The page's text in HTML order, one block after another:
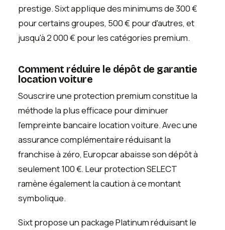
prestige. Sixt applique des minimums de 300 €
pour certains groupes, 500 € pour d'autres, et
jusqu'à 2 000 € pour les catégories premium.
Comment réduire le dépôt de garantie
location voiture
Souscrire une protection premium constitue la
méthode la plus efficace pour diminuer
l'empreinte bancaire location voiture. Avec une
assurance complémentaire réduisant la
franchise à zéro, Europcar abaisse son dépôt à
seulement 100 €. Leur protection SELECT
ramène également la caution à ce montant
symbolique.
Sixt propose un package Platinum réduisant le